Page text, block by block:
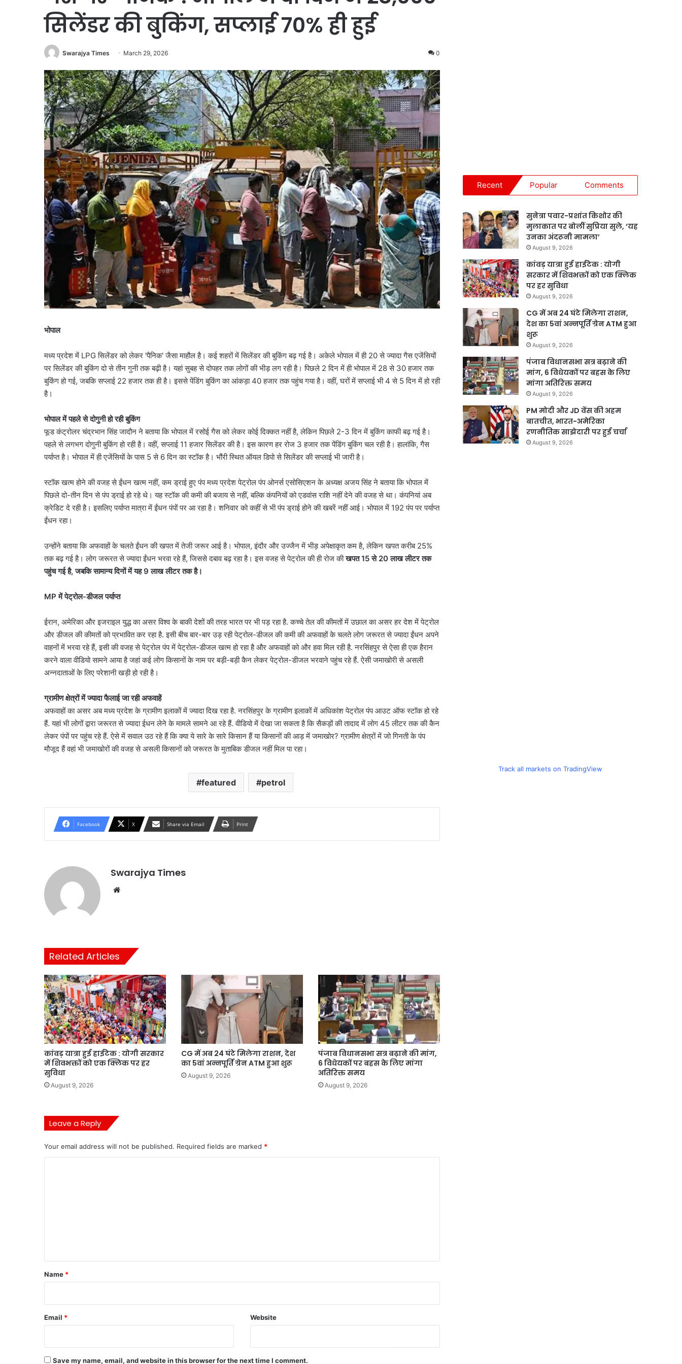
सिलेंडर की बुकिंग, सप्लाई 70% ही हुई
Swarajya Times March 29, 2026 0
भोपाल
मध्य प्रदेश में LPG सिलेंडर को लेकर 'पैनिक' जैसा माहौल है। कई शहरों में सिलेंडर की बुकिंग बढ़ गई है। अकेले भोपाल में ही 20 से ज्यादा गैस एजेंसियों
पर सिलेंडर की बुकिंग दो से तीन गुनी तक बढ़ी है। यहां सुबह से दोपहर तक लोगों की भीड़ लग रही है। पिछले 2 दिन में ही भोपाल में 28 से 30 हजार तक
बुकिंग हो गई, जबकि सप्लाई 22 हजार तक ही है। इससे पेंडिंग बुकिंग का आंकड़ा 40 हजार तक पहुंच गया है। वहीं, घरों में सप्लाई भी 4 से 5 दिन में हो रही
है।
भोपाल में पहले से दोगुनी हो रही बुकिंग
फूड कंट्रोलर चंद्रभान सिंह जादौन ने बताया कि भोपाल में रसोई गैस को लेकर कोई दिक्कत नहीं है, लेकिन पिछले 2-3 दिन में बुकिंग काफी बढ़ गई है।
पहले से लगभग दोगुनी बुकिंग हो रही है। वहीं, सप्लाई 11 हजार सिलेंडर की है। इस कारण हर रोज 3 हजार तक पेंडिंग बुकिंग चल रही है। हालांकि, गैस
पर्याप्त है। भोपाल में ही एजेंसियों के पास 5 से 6 दिन का स्टॉक है। भौंरी स्थित ऑयल डिपो से सिलेंडर की सप्लाई भी जारी है।
स्टॉक खत्म होने की वजह से ईंधन खत्म नहीं, कम ड्राई हुए पंप मध्य प्रदेश पेट्रोल पंप ओनर्स एसोसिएशन के अध्यक्ष अजय सिंह ने बताया कि भोपाल में
पिछले दो-तीन दिन से पंप ड्राई हो रहे थे। यह स्टॉक की कमी की बजाय से नहीं, बल्कि कंपनियों को एडवांस राशि नहीं देने की वजह से था। कंपनियां अब
क्रेडिट दे रही है। इसलिए पर्याप्त मात्रा में ईंधन पंपों पर आ रहा है। शनिवार को कहीं से भी पंप ड्राई होने की खबरें नहीं आई। भोपाल में 192 पंप पर पर्याप्त
ईंधन रहा।
उन्होंने बताया कि अफवाहों के चलते ईंधन की खपत में तेजी जरूर आई है। भोपाल, इंदौर और उज्जैन में भीड़ अपेक्षाकृत कम है, लेकिन खपत करीब 25%
तक बढ़ गई है। लोग जरूरत से ज्यादा ईंधन भरवा रहे हैं, जिससे दबाव बढ़ रहा है। इस वजह से पेट्रोल की ही रोज कीखपत 15 से 20 लाख लीटर तक
पहुंच गई है, जबकि सामान्य दिनों में यह 9 लाख लीटर तक है।
MP में पेट्रोल-डीजल पर्याप्त
ईरान, अमेरिका और इजराइल युद्ध का असर विश्व के बाकी देशों की तरह भारत पर भी पड़ रहा है. कच्चे तेल की कीमतों में उछाल का असर हर देश में पेट्रोल
और डीजल की कीमतों को प्रभावित कर रहा है. इसी बीच बार-बार उड़ रही पेट्रोल-डीजल की कमी की अफवाहों के चलते लोग जरूरत से ज्यादा ईंधन अपने
वाहनों में भरवा रहे हैं, इसी की वजह से पेट्रोल पंप में पेट्रोल-डीजल खत्म हो रहा है और अफवाहों को और हवा मिल रही है. नरसिंहपुर से ऐसा ही एक हैरान
करने वाला वीडियो सामने आया है जहां कई लोग किसानों के नाम पर बड़ी-बड़ी कैन लेकर पेट्रोल-डीजल भरवाने पहुंच रहे हैं. ऐसी जमाखोरी से असली
अन्नदाताओं के लिए परेशानी खड़ी हो रही है।
ग्रामीण क्षेत्रों में ज्यादा फैलाई जा रही अफवाहें
अफवाहों का असर अब मध्य प्रदेश के ग्रामीण इलाकों में ज्यादा दिख रहा है. नरसिंहपुर के ग्रामीण इलाकों में अधिकांश पेट्रोल पंप आउट ऑफ स्टॉक हो रहे
हैं. यहां भी लोगों द्वारा जरूरत से ज्यादा ईधन लेने के मामले सामने आ रहे हैं. वीडियो में देखा जा सकता है कि सैकड़ों की तादाद में लोग 45 लीटर तक की कैन
लेकर पंपों पर पहुंच रहे हैं. ऐसे में सवाल उठ रहे हैं कि क्या ये सारे के सारे किसान हैं या किसानों की आड़ में जमाखोर? ग्रामीण क्षेत्रों में जो गिनती के पंप
मौजूद हैं वहां भी जमाखोरों की वजह से असली किसानों को जरूरत के मुताबिक डीजल नहीं मिल पा रहा।
featured petrol
Facebook X Share via Email Print
Swarajya Times
Related Articles
कांवड़ यात्रा हुई हाईटेक : योगी सरकार
में शिवभक्तों को एक क्लिक पर हर
सुविधा
August 9, 2026
CG में अब 24 घंटे मिलेगा राशन, देश
का 5वां अन्नपूर्ति ग्रेन ATM हुआ शुरू
August 9, 2026
पंजाब विधानसभा सत्र बढ़ाने की मांग,
6 विधेयकों पर बहस के लिए मांगा
अतिरिक्त समय
August 9, 2026
Leave a Reply
Your email address will not be published. Required fields are marked *
*
Name *
Email * Website
Save my name, email, and website in this browser for the next time I comment.
Recent Popular Comments
सुनेत्रा पवार-प्रशांत किशोर की
मुलाकात पर बोलीं सुप्रिया सुले, ‘यह
उनका अंदरूनी मामला’
August 9, 2026
कांवड़ यात्रा हुई हाईटेक : योगी
सरकार में शिवभक्तों को एक क्लिक
पर हर सुविधा
August 9, 2026
CG में अब 24 घंटे मिलेगा राशन,
देश का 5वां अन्नपूर्ति ग्रेन ATM हुआ
शुरू
August 9, 2026
पंजाब विधानसभा सत्र बढ़ाने की
मांग, 6 विधेयकों पर बहस के लिए
मांगा अतिरिक्त समय
August 9, 2026
PM मोदी और JD वेंस की अहम
बातचीत, भारत-अमेरिका
रणनीतिक साझेदारी पर हुई चर्चा
August 9, 2026
Track all markets on TradingView